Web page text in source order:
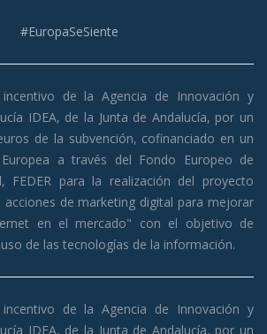
#EuropaSeSiente
de la Agencia de Innovación y
IDEA, de la Junta de Andalucía, por un
de la subvención, cofinanciado en un
a través del Fondo Europeo de
FEDER para la realización del proyecto
de marketing digital para mejorar
en el mercado" con el objetivo de
de las tecnologías de la información.
de la Agencia de Innovación y
IDEA, de la Junta de Andalucía, por un